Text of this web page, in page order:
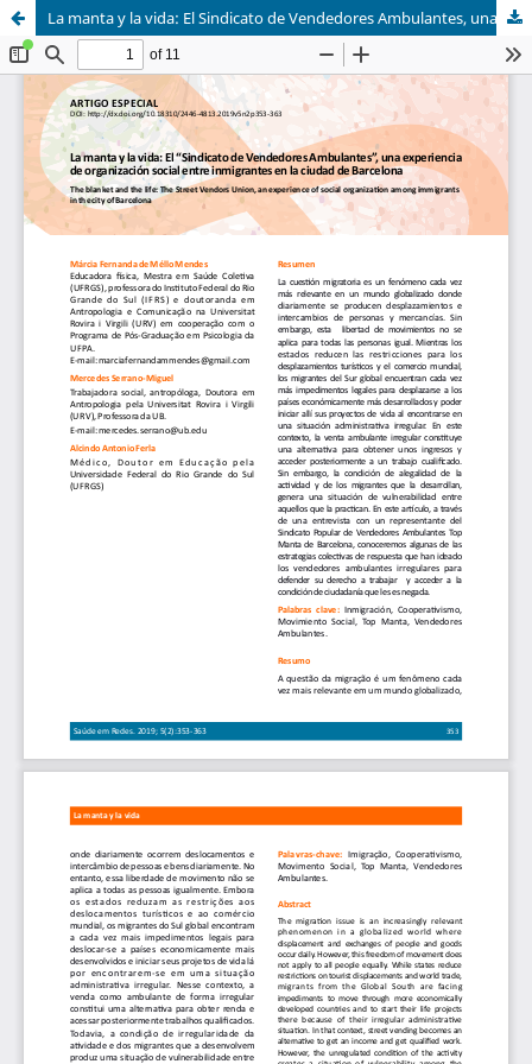
La manta y la vida: El Sindicato de Vendedores Ambulantes, una experiencia de organización social entre inmigrantes en la ciudad de Barcelona.